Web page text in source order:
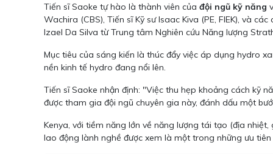
Tiến sĩ Saoke tự hào là thành viên của đội ngũ kỹ năng
Wachira (CBS), Tiến sĩ Kỹ sư Isaac Kiva (PE, FIEK), và
Izael Da Silva từ Trung tâm Nghiên cứu Năng lượng
Mục tiêu của sáng kiến là thúc đẩy việc áp dụng hydro
nền kinh tế hydro đang nổi lên.
Tiến sĩ Saoke nhận định: "Việc thu hẹp khoảng cách kỹ
được tham gia đội ngũ chuyên gia này, đánh dấu một
Kenya, với tiềm năng lớn về năng lượng tái tạo (địa
lao động lành nghề được xem là một trong những ưu